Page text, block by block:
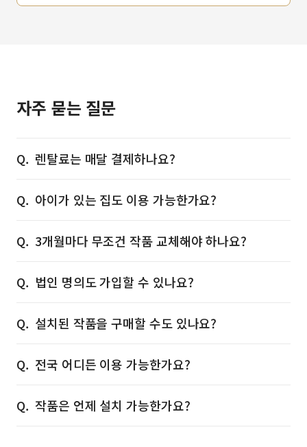
자주 묻는 질문
렌탈료는 매달 결제하나요?
아이가 있는 집도 이용 가능한가요?
3개월마다 무조건 작품 교체해야 하나요?
법인 명의도 가입할 수 있나요?
설치된 작품을 구매할 수도 있나요?
전국 어디든 이용 가능한가요?
작품은 언제 설치 가능한가요?